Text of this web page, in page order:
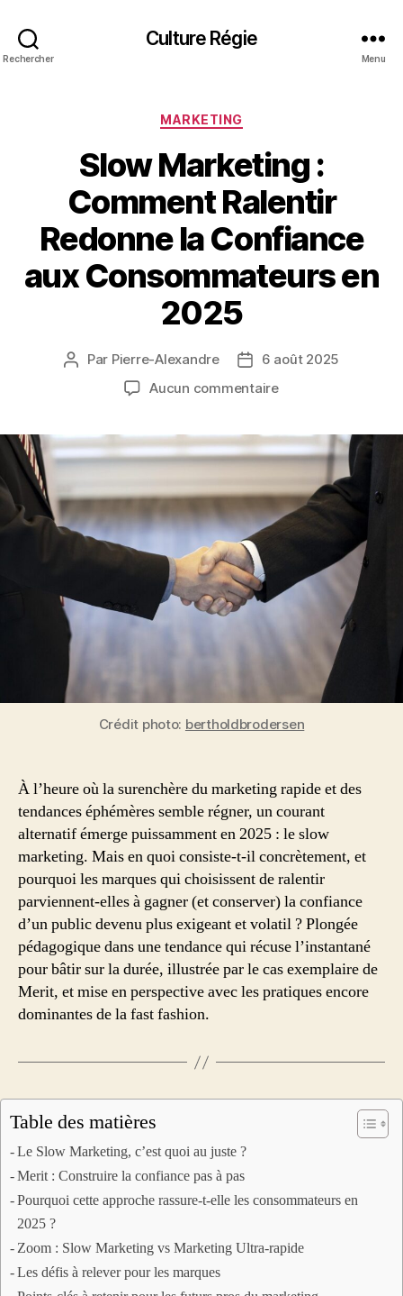
Rechercher
Culture Régie
Menu
Catégories
MARKETING
Slow Marketing :
Comment Ralentir
Redonne la Confiance
aux Consommateurs en
2025
Auteur
Par Pierre-Alexandre
Date6 août 2025
Aucun commentairesur
:
Comment
Ralentir
Redonne
la
Consommateurs
Crédit photo: bertholdbrodersen
À l’heure où la surenchère du marketing rapide et des
tendances éphémères semble régner, un courant
alternatif émerge puissamment en 2025 : le slow
marketing. Mais en quoi consiste-t-il concrètement, et
pourquoi les marques qui choisissent de ralentir
parviennent-elles à gagner (et conserver) la confiance
d’un public devenu plus exigeant et volatil ? Plongée
pédagogique dans une tendance qui récuse l’instantané
pour bâtir sur la durée, illustrée par le cas exemplaire de
Merit, et mise en perspective avec les pratiques encore
dominantes de la fast fashion.
Table des matières
Le Slow Marketing, c’est quoi au juste ?
Merit : Construire la confiance pas à pas
Pourquoi cette approche rassure-t-elle les consommateurs en
2025 ?
Zoom : Slow Marketing vs Marketing Ultra-rapide
Les défis à relever pour les marques